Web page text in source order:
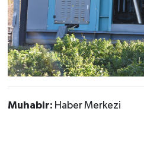
Muhabir: Haber Merkezi